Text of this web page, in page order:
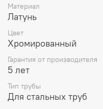
Материал
Латунь
Цвет
Хромированный
Гарантия от производителя
5 лет
Тип трубы
Для стальных труб